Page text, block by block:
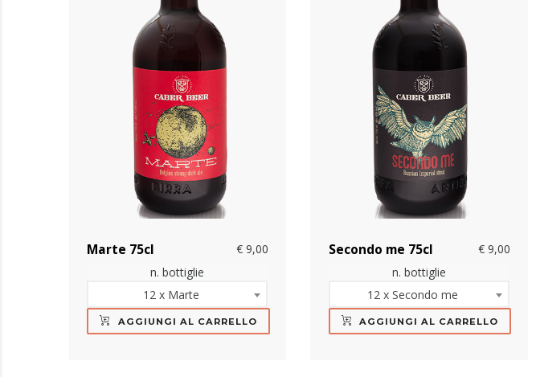
Marte 75cl
€ 9,00
n. bottiglie
12 x Marte
AGGIUNGI AL CARRELLO
Secondo me 75cl
€ 9,00
n. bottiglie
12 x Secondo me
AGGIUNGI AL CARRELLO